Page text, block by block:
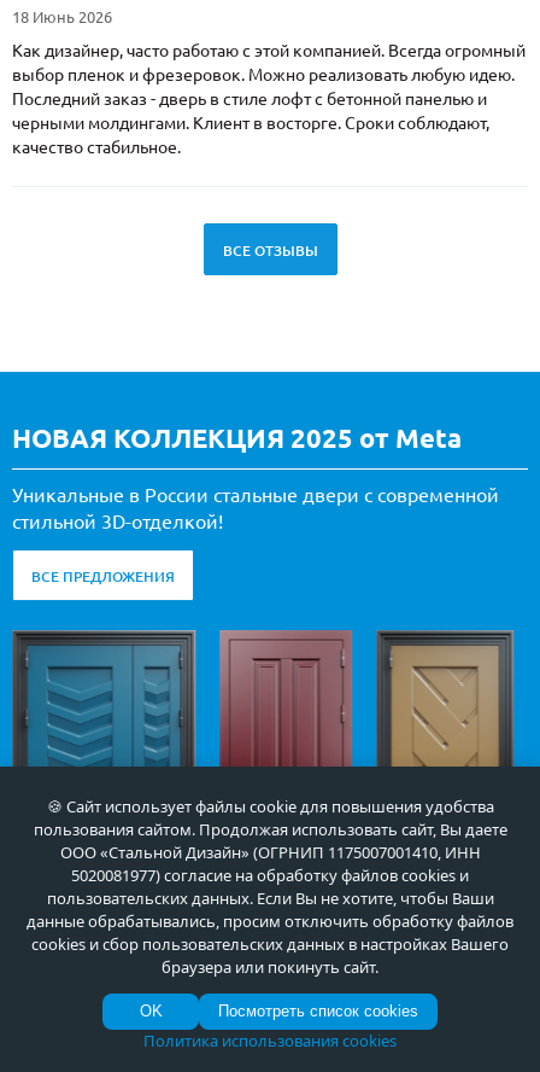
18 Июнь 2026
Как дизайнер, часто работаю с этой компанией. Всегда огромный
выбор пленок и фрезеровок. Можно реализовать любую идею.
Последний заказ - дверь в стиле лофт с бетонной панелью и
черными молдингами. Клиент в восторге. Сроки соблюдают,
качество стабильное.
ВСЕ ОТЗЫВЫ
НОВАЯ КОЛЛЕКЦИЯ 2025 от Meta
Уникальные в России стальные двери с современной
стильной 3D-отделкой!
ВСЕ ПРЕДЛОЖЕНИЯ
Арт-ММ1426
55 000 руб.
Арт-ММ1227
70 000
Арт-ММ1348
35 000
🍪 Сайт использует файлы cookie для повышения удобства
пользования сайтом. Продолжая использовать сайт, Вы даете
ООО «Стальной Дизайн» (ОГРНИП 1175007001410, ИНН
5020081977) согласие на обработку файлов cookies и
пользовательских данных. Если Вы не хотите, чтобы Ваши
данные обрабатывались, просим отключить обработку файлов
cookies и сбор пользовательских данных в настройках Вашего
браузера или покинуть сайт.
OK Посмотреть список cookies
Политика использования cookies